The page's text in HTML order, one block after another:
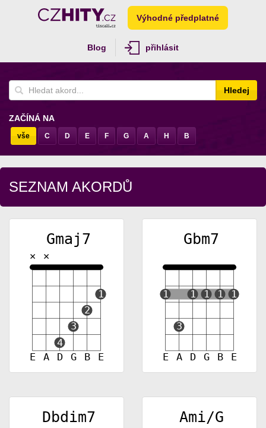
Výhodné předplatné
Blog přihlásit
Hledej
ZAČÍNÁ NA
vše C D E F G A H B
SEZNAM AKORDŮ
Gmaj7
E A D G B E
✕ ✕
4
3
2
1
Gbm7
E A D G B E
1
3
1 1 1 1
Dbdim7 Ami/G